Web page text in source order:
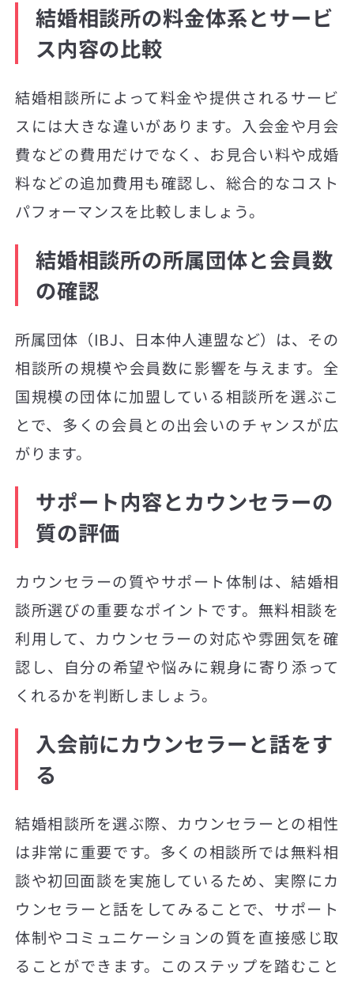
結婚相談所の料金体系とサービ
ス内容の比較
結婚相談所によって料金や提供されるサービ
スには大きな違いがあります。入会金や月会
費などの費用だけでなく、お見合い料や成婚
料などの追加費用も確認し、総合的なコスト
パフォーマンスを比較しましょう。
結婚相談所の所属団体と会員数
の確認
所属団体（IBJ、日本仲人連盟など）は、その
相談所の規模や会員数に影響を与えます。全
国規模の団体に加盟している相談所を選ぶこ
とで、多くの会員との出会いのチャンスが広
がります。
サポート内容とカウンセラーの
質の評価
カウンセラーの質やサポート体制は、結婚相
談所選びの重要なポイントです。無料相談を
利用して、カウンセラーの対応や雰囲気を確
認し、自分の希望や悩みに親身に寄り添って
くれるかを判断しましょう。
入会前にカウンセラーと話をす
る
結婚相談所を選ぶ際、カウンセラーとの相性
は非常に重要です。多くの相談所では無料相
談や初回面談を実施しているため、実際にカ
ウンセラーと話をしてみることで、サポート
体制やコミュニケーションの質を直接感じ取
ることができます。このステップを踏むこと